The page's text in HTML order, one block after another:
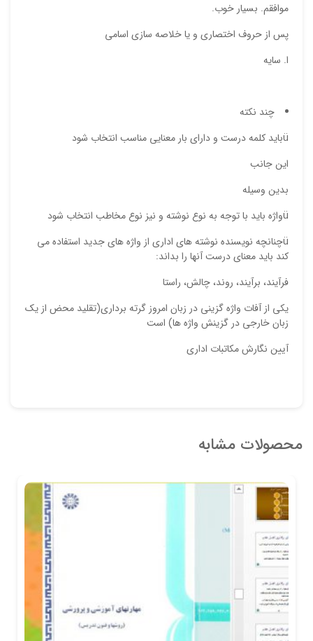
موافقم. بسیار خوب.
پس از حروف اختصاری و یا خلاصه سازی اسامی
ا. سایه
چند نکته
üباید کلمه درست و دارای بار معنایی مناسب انتخاب شود
این جانب
بدین وسیله
üواژه باید با توجه به نوع نوشته و نیز نوع مخاطب انتخاب شود
üچنانچه نویسنده نوشته های اداری از واژه های جدید استفاده می
کند باید معنای درست آنها را بداند:
فرآیند، برآیند، روند، چالش، راستا
یکی از آفات واژه گزینی در زبان امروز گرته برداری(تقلید محض از یک
زبان خارجی در گزینش واژه ها) است
آیین نگارش مکاتبات اداری
محصولات مشابه